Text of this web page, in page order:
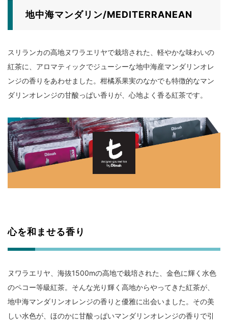
地中海マンダリン/MEDITERRANEAN
スリランカの高地ヌワラエリヤで栽培された、軽やかな味わいの
紅茶に、アロマティックでジューシーな地中海産マンダリンオレ
ンジの香りをあわせました。柑橘系果実のなかでも特徴的なマン
ダリンオレンジの甘酸っぱい香りが、心地よく香る紅茶です。
心を和ませる香り
ヌワラエリヤ、海抜1500mの高地で栽培された、金色に輝く水色
のペコー等級紅茶。そんな光り輝く高地からやってきた紅茶が、
地中海マンダリンオレンジの香りと優雅に出会いました。その美
しい水色が、ほのかに甘酸っぱいマンダリンオレンジの香りで引